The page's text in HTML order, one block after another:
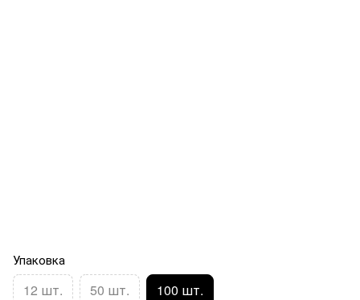
Упаковка
12 шт. 50 шт. 100 шт.